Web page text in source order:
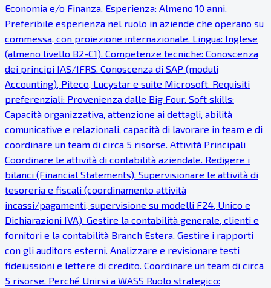
Economia e/o Finanza. Esperienza: Almeno 10 anni.
Preferibile esperienza nel ruolo in aziende che operano su
commessa, con proiezione internazionale. Lingua: Inglese
(almeno livello B2-C1). Competenze tecniche: Conoscenza
dei principi IAS/IFRS. Conoscenza di SAP (moduli
Accounting), Piteco, Lucystar e suite Microsoft. Requisiti
preferenziali: Provenienza dalle Big Four. Soft skills:
Capacità organizzativa, attenzione ai dettagli, abilità
comunicative e relazionali, capacità di lavorare in team e di
coordinare un team di circa 5 risorse. Attività Principali
Coordinare le attività di contabilità aziendale. Redigere i
bilanci (Financial Statements). Supervisionare le attività di
tesoreria e fiscali (coordinamento attività
incassi/pagamenti, supervisione su modelli F24, Unico e
Dichiarazioni IVA). Gestire la contabilità generale, clienti e
fornitori e la contabilità Branch Estera. Gestire i rapporti
con gli auditors esterni. Analizzare e revisionare testi
fideiussioni e lettere di credito. Coordinare un team di circa
5 risorse. Perché Unirsi a WASS Ruolo strategico: